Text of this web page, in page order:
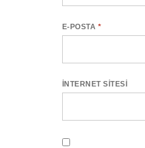
E-POSTA *
İNTERNET SITESI